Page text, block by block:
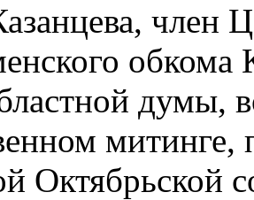
член
думы,
Октябрьской